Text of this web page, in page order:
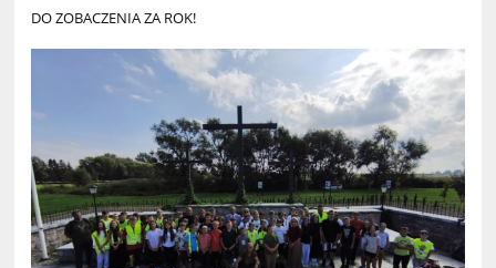
DO ZOBACZENIA ZA ROK!